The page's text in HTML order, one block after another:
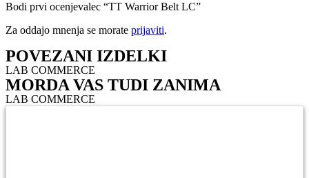
Bodi prvi ocenjevalec “TT Warrior Belt LC”
Za oddajo mnenja se morate prijaviti.
POVEZANI IZDELKI
LAB COMMERCE
MORDA VAS TUDI ZANIMA
LAB COMMERCE